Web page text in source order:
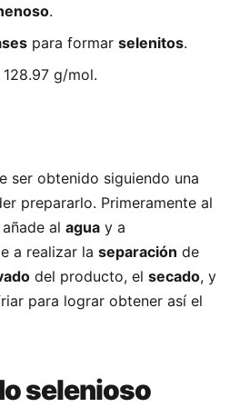
.
para formar selenitos.
g/mol.
ser obtenido siguiendo una
prepararlo. Primeramente al
al agua y a
a realizar la separación de
del producto, el secado, y
para lograr obtener así el
selenioso